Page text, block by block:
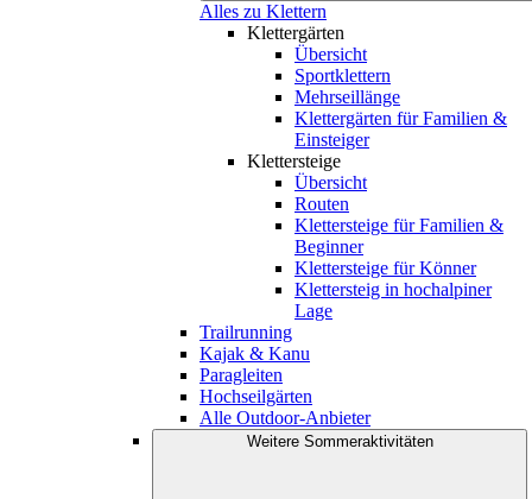
Alles zu Klettern
Klettergärten
Übersicht
Sportklettern
Mehrseillänge
Klettergärten für Familien &
Einsteiger
Klettersteige
Übersicht
Routen
Klettersteige für Familien &
Beginner
Klettersteige für Könner
Klettersteig in hochalpiner
Lage
Trailrunning
Kajak & Kanu
Paragleiten
Hochseilgärten
Alle Outdoor-Anbieter
Weitere Sommeraktivitäten